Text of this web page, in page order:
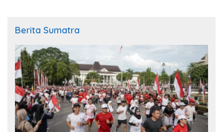
Berita Sumatra